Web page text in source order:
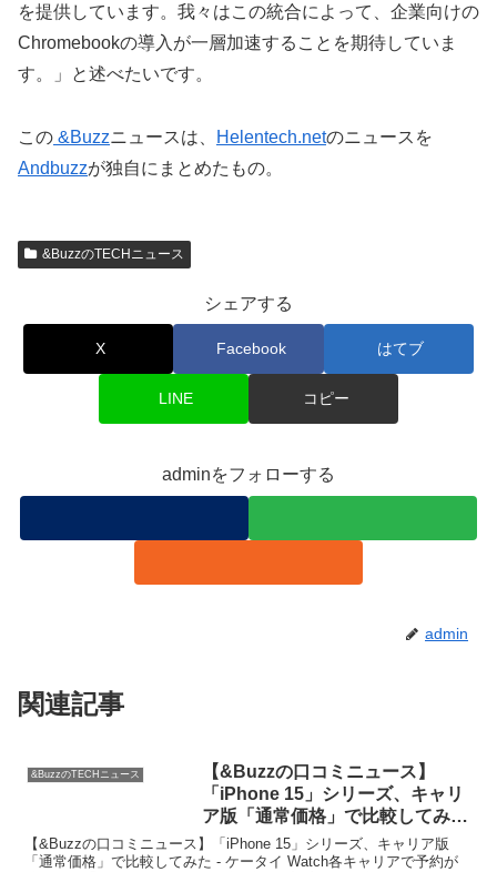
を提供しています。我々はこの統合によって、企業向けの
Chromebookの導入が一層加速することを期待していま
す。」と述べたいです。
この &Buzzニュースは、 Helentech.netのニュースを
Andbuzzが独自にまとめたもの。
&BuzzのTECHニュース
シェアする
X Facebook はてブ
LINE コピー
adminをフォローする
admin
関連記事
&BuzzのTECHニュース
【&Buzzの口コミニュース】
「iPhone 15」シリーズ、キャリ
ア版「通常価格」で比較してみた
– ケータイ Watch
【&Buzzの口コミニュース】「iPhone 15」シリーズ、キャリア版
「通常価格」で比較してみた - ケータイ Watch各キャリアで予約が